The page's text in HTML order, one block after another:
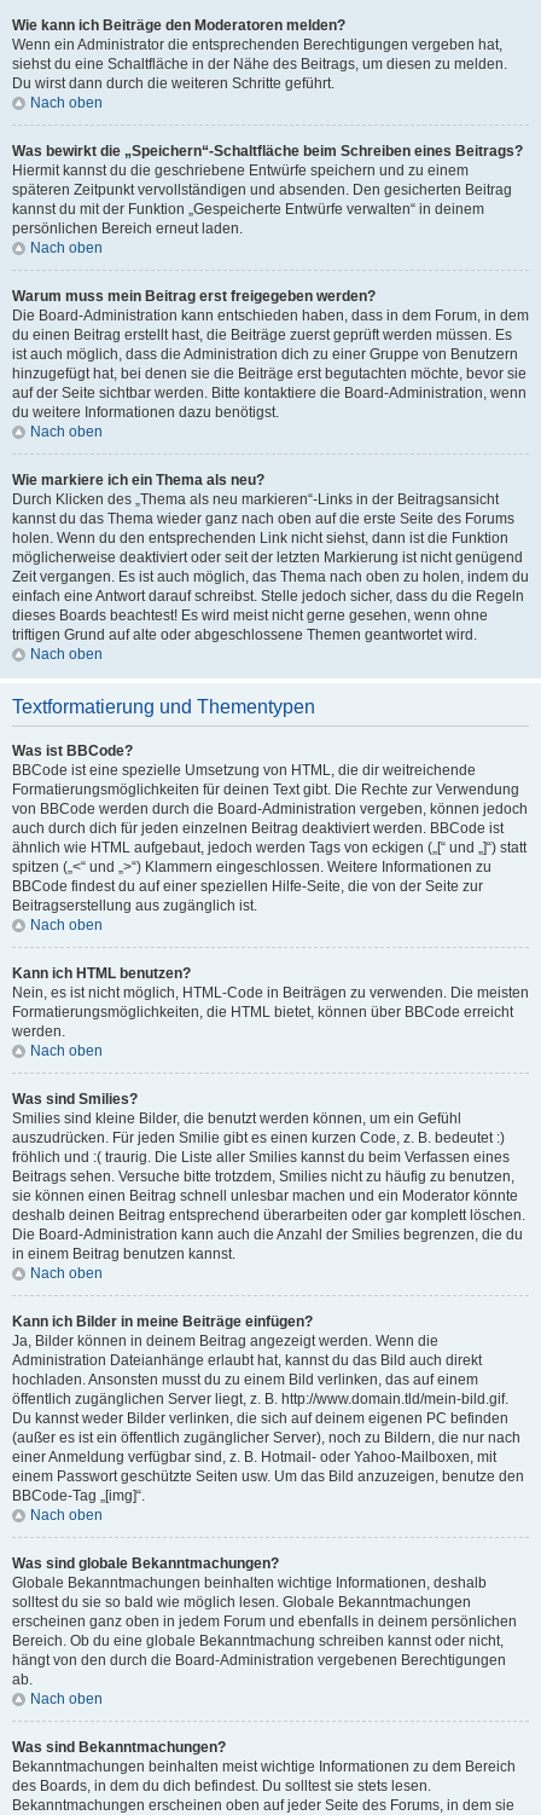
Wie kann ich Beiträge den Moderatoren melden?
Wenn ein Administrator die entsprechenden Berechtigungen vergeben hat,
siehst du eine Schaltfläche in der Nähe des Beitrags, um diesen zu melden.
Du wirst dann durch die weiteren Schritte geführt.
Nach oben
Was bewirkt die „Speichern“-Schaltfläche beim Schreiben eines Beitrags?
Hiermit kannst du die geschriebene Entwürfe speichern und zu einem
späteren Zeitpunkt vervollständigen und absenden. Den gesicherten Beitrag
kannst du mit der Funktion „Gespeicherte Entwürfe verwalten“ in deinem
persönlichen Bereich erneut laden.
Nach oben
Warum muss mein Beitrag erst freigegeben werden?
Die Board-Administration kann entschieden haben, dass in dem Forum, in dem
du einen Beitrag erstellt hast, die Beiträge zuerst geprüft werden müssen. Es
ist auch möglich, dass die Administration dich zu einer Gruppe von Benutzern
hinzugefügt hat, bei denen sie die Beiträge erst begutachten möchte, bevor sie
auf der Seite sichtbar werden. Bitte kontaktiere die Board-Administration, wenn
du weitere Informationen dazu benötigst.
Nach oben
Wie markiere ich ein Thema als neu?
Durch Klicken des „Thema als neu markieren“-Links in der Beitragsansicht
kannst du das Thema wieder ganz nach oben auf die erste Seite des Forums
holen. Wenn du den entsprechenden Link nicht siehst, dann ist die Funktion
möglicherweise deaktiviert oder seit der letzten Markierung ist nicht genügend
Zeit vergangen. Es ist auch möglich, das Thema nach oben zu holen, indem du
einfach eine Antwort darauf schreibst. Stelle jedoch sicher, dass du die Regeln
dieses Boards beachtest! Es wird meist nicht gerne gesehen, wenn ohne
triftigen Grund auf alte oder abgeschlossene Themen geantwortet wird.
Nach oben
Textformatierung und Thementypen
Was ist BBCode?
BBCode ist eine spezielle Umsetzung von HTML, die dir weitreichende
Formatierungsmöglichkeiten für deinen Text gibt. Die Rechte zur Verwendung
von BBCode werden durch die Board-Administration vergeben, können jedoch
auch durch dich für jeden einzelnen Beitrag deaktiviert werden. BBCode ist
ähnlich wie HTML aufgebaut, jedoch werden Tags von eckigen („[“ und „]“) statt
spitzen („<“ und „>“) Klammern eingeschlossen. Weitere Informationen zu
BBCode findest du auf einer speziellen Hilfe-Seite, die von der Seite zur
Beitragserstellung aus zugänglich ist.
Nach oben
Kann ich HTML benutzen?
Nein, es ist nicht möglich, HTML-Code in Beiträgen zu verwenden. Die meisten
Formatierungsmöglichkeiten, die HTML bietet, können über BBCode erreicht
werden.
Nach oben
Was sind Smilies?
Smilies sind kleine Bilder, die benutzt werden können, um ein Gefühl
auszudrücken. Für jeden Smilie gibt es einen kurzen Code, z. B. bedeutet :)
fröhlich und :( traurig. Die Liste aller Smilies kannst du beim Verfassen eines
Beitrags sehen. Versuche bitte trotzdem, Smilies nicht zu häufig zu benutzen,
sie können einen Beitrag schnell unlesbar machen und ein Moderator könnte
deshalb deinen Beitrag entsprechend überarbeiten oder gar komplett löschen.
Die Board-Administration kann auch die Anzahl der Smilies begrenzen, die du
in einem Beitrag benutzen kannst.
Nach oben
Kann ich Bilder in meine Beiträge einfügen?
Ja, Bilder können in deinem Beitrag angezeigt werden. Wenn die
Administration Dateianhänge erlaubt hat, kannst du das Bild auch direkt
hochladen. Ansonsten musst du zu einem Bild verlinken, das auf einem
öffentlich zugänglichen Server liegt, z. B. http://www.domain.tld/mein-bild.gif.
Du kannst weder Bilder verlinken, die sich auf deinem eigenen PC befinden
(außer es ist ein öffentlich zugänglicher Server), noch zu Bildern, die nur nach
einer Anmeldung verfügbar sind, z. B. Hotmail- oder Yahoo-Mailboxen, mit
einem Passwort geschützte Seiten usw. Um das Bild anzuzeigen, benutze den
BBCode-Tag „[img]“.
Nach oben
Was sind globale Bekanntmachungen?
Globale Bekanntmachungen beinhalten wichtige Informationen, deshalb
solltest du sie so bald wie möglich lesen. Globale Bekanntmachungen
erscheinen ganz oben in jedem Forum und ebenfalls in deinem persönlichen
Bereich. Ob du eine globale Bekanntmachung schreiben kannst oder nicht,
hängt von den durch die Board-Administration vergebenen Berechtigungen
ab.
Nach oben
Was sind Bekanntmachungen?
Bekanntmachungen beinhalten meist wichtige Informationen zu dem Bereich
des Boards, in dem du dich befindest. Du solltest sie stets lesen.
Bekanntmachungen erscheinen oben auf jeder Seite des Forums, in dem sie